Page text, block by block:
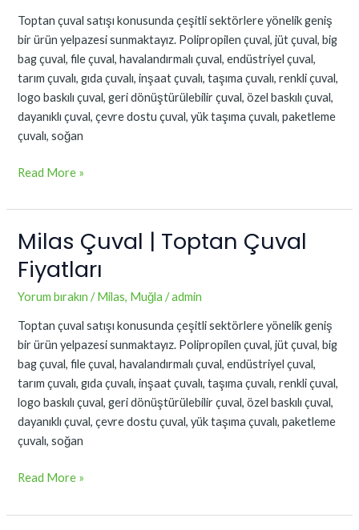
Toptan çuval satışı konusunda çeşitli sektörlere yönelik geniş
bir ürün yelpazesi sunmaktayız. Polipropilen çuval, jüt çuval, big
bag çuval, file çuval, havalandırmalı çuval, endüstriyel çuval,
tarım çuvalı, gıda çuvalı, inşaat çuvalı, taşıma çuvalı, renkli çuval,
logo baskılı çuval, geri dönüştürülebilir çuval, özel baskılı çuval,
dayanıklı çuval, çevre dostu çuval, yük taşıma çuvalı, paketleme
çuvalı, soğan
Fiyatları
Read More »
Milas Çuval | Toptan Çuval
Fiyatları
Yorum bırakın /Milas, Muğla /admin
Toptan çuval satışı konusunda çeşitli sektörlere yönelik geniş
bir ürün yelpazesi sunmaktayız. Polipropilen çuval, jüt çuval, big
bag çuval, file çuval, havalandırmalı çuval, endüstriyel çuval,
tarım çuvalı, gıda çuvalı, inşaat çuvalı, taşıma çuvalı, renkli çuval,
logo baskılı çuval, geri dönüştürülebilir çuval, özel baskılı çuval,
dayanıklı çuval, çevre dostu çuval, yük taşıma çuvalı, paketleme
çuvalı, soğan
Milas
|
Toptan
Fiyatları
Read More »